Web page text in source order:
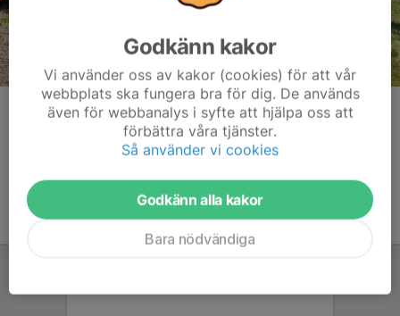
Kommentarer
Godkänn kakor
Vi använder oss av kakor (cookies) för att vår
webbplats ska fungera bra för dig. De används
även för webbanalys i syfte att hjälpa oss att
förbättra våra tjänster.
Så använder vi cookies
Godkänn alla kakor
Bara nödvändiga